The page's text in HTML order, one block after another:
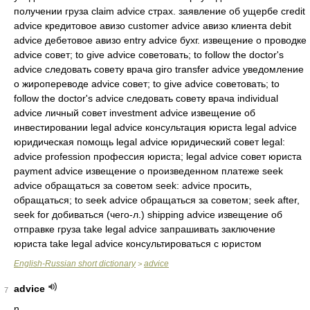
получении груза claim advice страх. заявление об ущербе credit
advice кредитовое авизо customer advice авизо клиента debit
advice дебетовое авизо entry advice бухг. извещение о проводке
advice совет; to give advice советовать; to follow the doctor's
advice следовать совету врача giro transfer advice уведомление
о жиропереводе advice совет; to give advice советовать; to
follow the doctor's advice следовать совету врача individual
advice личный совет investment advice извещение об
инвестировании legal advice консультация юриста legal advice
юридическая помощь legal advice юридический совет legal:
advice profession профессия юриста; legal advice совет юриста
payment advice извещение о произведенном платеже seek
advice обращаться за советом seek: advice просить,
обращаться; to seek advice обращаться за советом; seek after,
seek for добиваться (чего-л.) shipping advice извещение об
отправке груза take legal advice запрашивать заключение
юриста take legal advice консультироваться с юристом
English-Russian short dictionary> advice
7
advice